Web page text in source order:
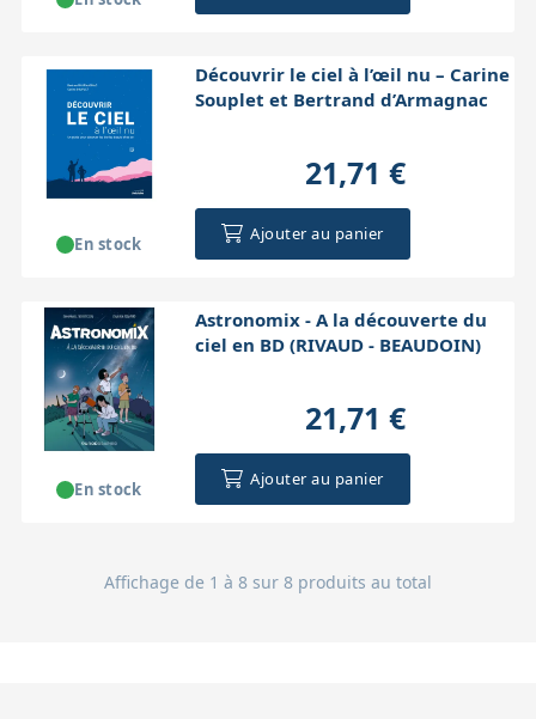
Découvrir le ciel à l’œil nu – Carine
Souplet et Bertrand d’Armagnac
21,71 €
Ajouter au panier
En stock
Astronomix - A la découverte du
ciel en BD (RIVAUD - BEAUDOIN)
21,71 €
Ajouter au panier
En stock
Affichage de 1 à 8 sur 8 produits au total